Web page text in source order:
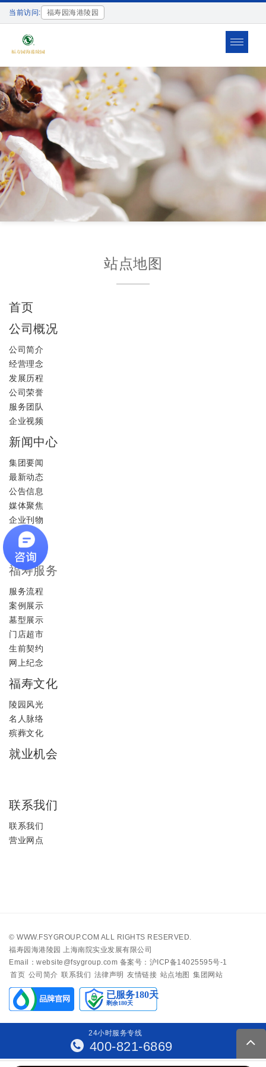
当前访问: 福寿园海港陵园
Toggle
站点地图
首页
公司概况
公司简介
经营理念
发展历程
公司荣誉
服务团队
企业视频
新闻中心
集团要闻
最新动态
公告信息
媒体聚焦
企业刊物
福寿服务
服务流程
案例展示
墓型展示
门店超市
生前契约
网上纪念
福寿文化
陵园风光
名人脉络
殡葬文化
就业机会
联系我们
联系我们
营业网点
© WWW.FSYGROUP.COM ALL RIGHTS RESERVED.
福寿园海港陵园 上海南院实业发展有限公司
Email：website@fsygroup.com 备案号：沪ICP备14025595号-1
首页 公司简介 联系我们 法律声明 友情链接 站点地图 集团网站
24小时服务专线
400-821-6869